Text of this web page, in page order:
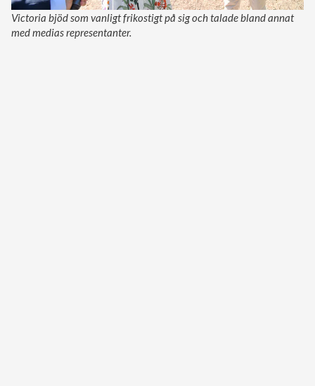
Victoria bjöd som vanligt frikostigt på sig och talade bland annat
med medias representanter.